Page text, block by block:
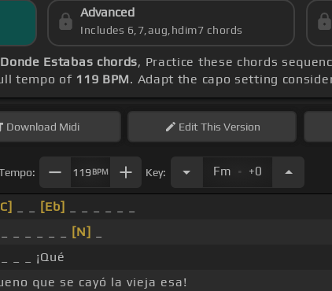
Advanced
Includes 6,7,aug,hdim7 chords
Donde Estabas chords, Practice these chords
tempo of 119 BPM. Adapt the capo setting
Download Midi EditThis Version
119 BPM Key: Fm . +0
[Eb]
[N]
_ _ _ ¡Qué
que se cayó la vieja esa!